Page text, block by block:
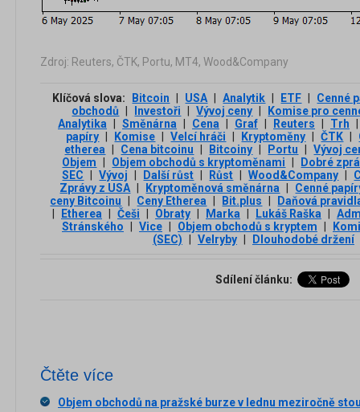
Zdroj: Reuters, ČTK, Portu, MT4, Wood&Company
Klíčová slova: Bitcoin USA Analytik ETF
Cenné
obchodů
Investoři Vývoj ceny
Komise pro
Analytika
Směnárna Cena Graf Reuters Trh
papíry
Komise Velcí hráči Kryptoměny ČTK
etherea
Cena bitcoinu Bitcoiny Portu
Vývoj
Objem
Objem obchodů s kryptoměnami
Dobré
SEC
Vývoj Další růst Růst Wood&Company
Zprávy z USA
Kryptoměnová směnárna
Cenné
ceny Bitcoinu
Ceny Etherea Bit.plus
Daňová
Etherea Češi Obraty Marka Lukáš Raška
Stránského
Vice Objem obchodů s kryptem
(SEC)
Velryby Dlouhodobé držení
Sdílení článku:
Čtěte více
Objem obchodů na pražské burze v lednu meziročně